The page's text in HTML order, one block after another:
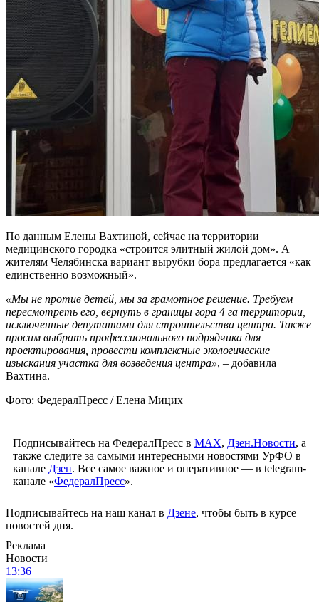
По данным Елены Вахтиной, сейчас на территории
медицинского городка «строится элитный жилой дом». А
жителям Челябинска вариант вырубки бора предлагается «как
единственно возможный».
«Мы не против детей, мы за грамотное решение. Требуем
пересмотреть его, вернуть в границы гора 4 га территории,
исключенные депутатами для строительства центра. Также
просим выбрать профессионального подрядчика для
проектирования, провести комплексные экологические
изыскания участка для возведения центра», – добавила
Вахтина.
Фото: ФедералПресс / Елена Мицих
Подписывайтесь на ФедералПресс в МАХ, Дзен.Новости, а
также следите за самыми интересными новостями УрФО в
канале Дзен. Все самое важное и оперативное — в telegram-
канале «ФедералПресс».
Подписывайтесь на наш канал в Дзене, чтобы быть в курсе
новостей дня.
Реклама
Новости
13:36